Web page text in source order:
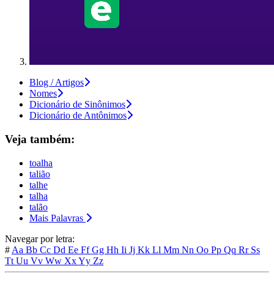
Blog / Artigos
Nomes
Dicionário de Sinônimos
Dicionário de Antônimos
Veja também:
toalha
talião
talhe
talha
talão
Mais Palavras
Navegar por letra:
# Aa Bb Cc Dd Ee FfGg Hh Ii Jj Kk Ll Mm Nn Oo Pp Qq Rr Ss
Tt Uu Vv Ww XxYy Zz